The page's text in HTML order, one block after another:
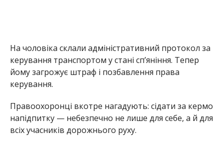
На чоловіка склали адміністративний протокол за
керування транспортом у стані сп’яніння. Тепер
йому загрожує штраф і позбавлення права
керування.
Правоохоронці вкотре нагадують: сідати за кермо
напідпитку — небезпечно не лише для себе, а й для
всіх учасників дорожнього руху.